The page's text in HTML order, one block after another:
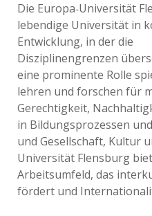
Die Europa‐Universität
lebendige Universität in
Entwicklung, in der die
Disziplinengrenzen
eine prominente Rolle
lehren und forschen für
Gerechtigkeit,
in Bildungsprozessen
und Gesellschaft, Kultur
Universität Flensburg
Arbeitsumfeld, das
fördert und